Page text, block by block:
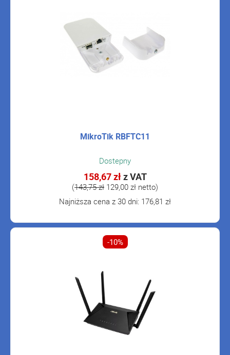
MikroTik RBFTC11
Dostepny
158,67 złz VAT
(143,75 zł 129,00 zł netto)
Najniższa cena z 30 dni: 176,81 zł
-10%